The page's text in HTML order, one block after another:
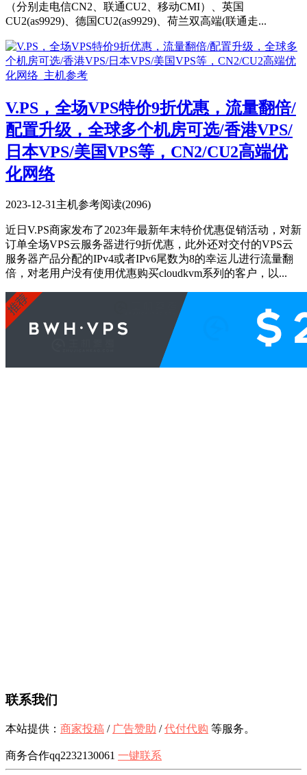
（分别走电信CN2、联通CU2、移动CMI）、英国
CU2(as9929)、德国CU2(as9929)、荷兰双高端(联通走...
V.PS，全场VPS特价9折优惠，流量翻倍/
配置升级，全球多个机房可选/香港VPS/
日本VPS/美国VPS等，CN2/CU2高端优
化网络
2023-12-31主机参考阅读(2096)
近日V.PS商家发布了2023年最新年末特价优惠促销活动，对新
订单全场VPS云服务器进行9折优惠，此外还对交付的VPS云
服务器产品分配的IPv4或者IPv6尾数为8的幸运儿进行流量翻
倍，对老用户没有使用优惠购买cloudkvm系列的客户，以...
联系我们
本站提供： 商家投稿 / 广告赞助 /代付代购 等服务。
商务合作qq2232130061 一键联系